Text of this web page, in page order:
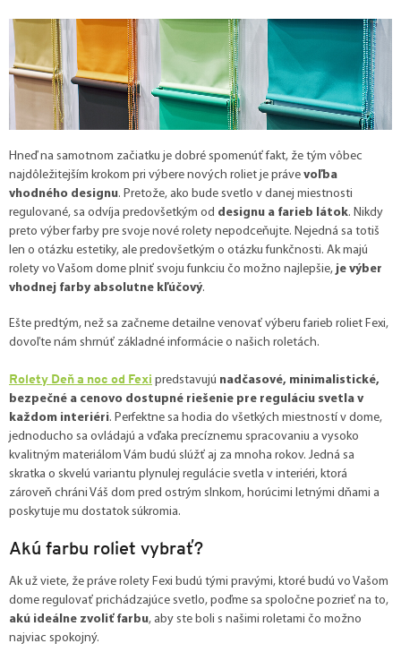
Hneď na samotnom začiatku je dobré spomenúť fakt, že tým vôbec
najdôležitejším krokom pri výbere nových roliet je práve voľba
vhodného designu. Pretože, ako bude svetlo v danej miestnosti
regulované, sa odvíja predovšetkým od designu a farieb látok. Nikdy
preto výber farby pre svoje nové rolety nepodceňujte. Nejedná sa totiš
len o otázku estetiky, ale predovšetkým o otázku funkčnosti. Ak majú
rolety vo Vašom dome plniť svoju funkciu čo možno najlepšie, je výber
vhodnej farby absolutne kľúčový.
Ešte predtým, než sa začneme detailne venovať výberu farieb roliet Fexi,
dovoľte nám shrnúť základné informácie o našich roletách.
Rolety Deň a noc od Fexi predstavujú nadčasové, minimalistické,
bezpečné a cenovo dostupné riešenie pre reguláciu svetla v
každom interiéri. Perfektne sa hodia do všetkých miestností v dome,
jednoducho sa ovládajú a vďaka precíznemu spracovaniu a vysoko
kvalitným materiálom Vám budú slúžť aj za mnoha rokov. Jedná sa
skratka o skvelú variantu plynulej regulácie svetla v interiéri, ktorá
zároveň chráni Váš dom pred ostrým slnkom, horúcimi letnými dňami a
poskytuje mu dostatok súkromia.
Akú farbu roliet vybrať?
Ak už viete, že práve rolety Fexi budú tými pravými, ktoré budú vo Vašom
dome regulovať prichádzajúce svetlo, poďme sa spoločne pozrieť na to,
akú ideálne zvoliť farbu, aby ste boli s našimi roletami čo možno
najviac spokojný.